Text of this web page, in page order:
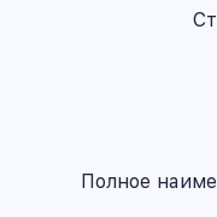
Полное